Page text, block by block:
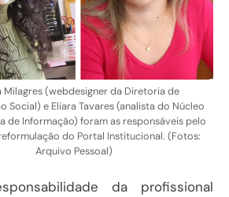
Milagres (webdesigner da Diretoria de
Social) e Eliara Tavares (analista do Núcleo
de Informação) foram as responsáveis pelo
do Portal Institucional. (Fotos:
Arquivo Pessoal)
da profissional